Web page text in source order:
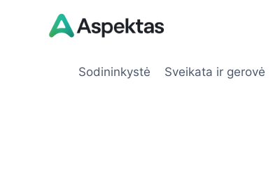
Sodininkystė Sveikata ir gerovė